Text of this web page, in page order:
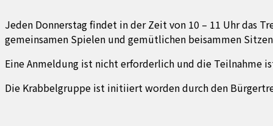
Jeden Donnerstag findet in der Zeit von 10 – 11 Uhr das
gemeinsamen Spielen und gemütlichen beisammen
Eine Anmeldung ist nicht erforderlich und die Teilnahme
Die Krabbelgruppe ist initiiert worden durch den